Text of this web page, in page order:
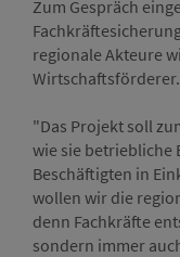
Zum Gespräch
regionale Akteure
Wirtschaftsförderer.
"Das Projekt soll
wie sie betriebliche
Beschäftigten in
wollen wir die
denn Fachkräfte
sondern immer